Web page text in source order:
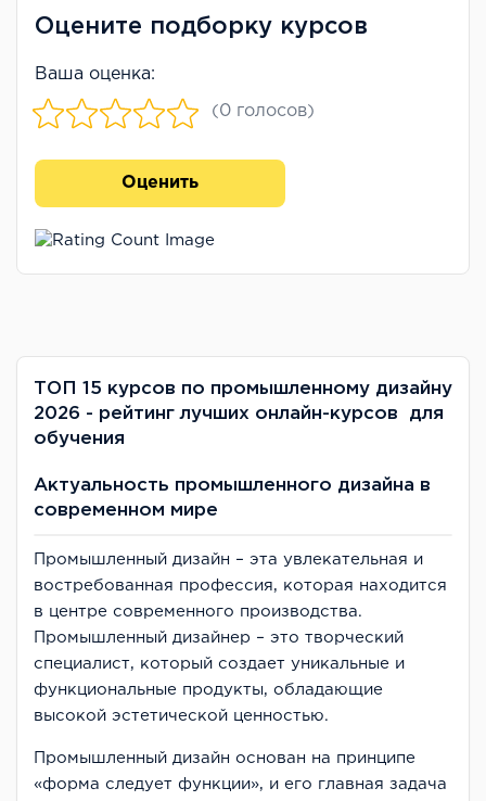
Оцените подборку курсов
Ваша оценка:
(0 голосов)
Оценить
ТОП 15 курсов по промышленному дизайну
2026 - рейтинг лучших онлайн-курсов для
обучения
Актуальность промышленного дизайна в
современном мире
Промышленный дизайн – эта увлекательная и
востребованная профессия, которая находится
в центре современного производства.
Промышленный дизайнер – это творческий
специалист, который создает уникальные и
функциональные продукты, обладающие
высокой эстетической ценностью.
Промышленный дизайн основан на принципе
«форма следует функции», и его главная задача